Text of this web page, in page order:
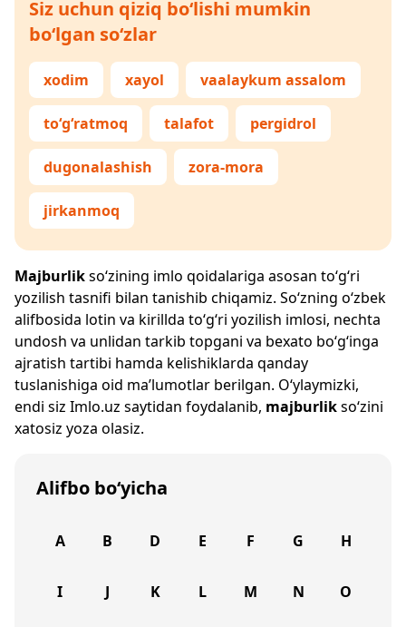
Siz uchun qiziq bo‘lishi mumkin
bo‘lgan so‘zlar
xodim xayol vaalaykum assalom
to‘g‘ratmoq talafot pergidrol
dugonalashish zora-mora
jirkanmoq
Majburlikso‘zining imlo qoidalariga asosan to‘g‘ri
yozilish tasnifi bilan tanishib chiqamiz. So‘zning o‘zbek
alifbosida lotin va kirillda to‘g‘ri yozilish imlosi, nechta
undosh va unlidan tarkib topgani va bexato bo‘g‘inga
ajratish tartibi hamda kelishiklarda qanday
tuslanishiga oid ma’lumotlar berilgan. O‘ylaymizki,
endi siz Imlo.uz saytidan foydalanib, majburlikso‘zini
xatosiz yoza olasiz.
Alifbo bo‘yicha
A B D E F G H
I J K L M N O